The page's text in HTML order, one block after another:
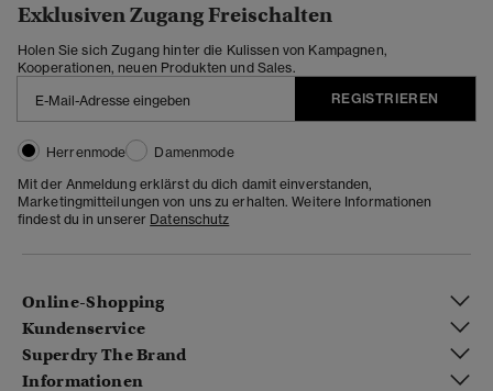
Exklusiven Zugang Freischalten
Holen Sie sich Zugang hinter die Kulissen von Kampagnen,
Kooperationen, neuen Produkten und Sales.
REGISTRIEREN
Herrenmode
Damenmode
Mit der Anmeldung erklärst du dich damit einverstanden,
Marketingmitteilungen von uns zu erhalten. Weitere Informationen
findest du in unserer Datenschutz
Online-Shopping
Kundenservice
Superdry The Brand
Informationen